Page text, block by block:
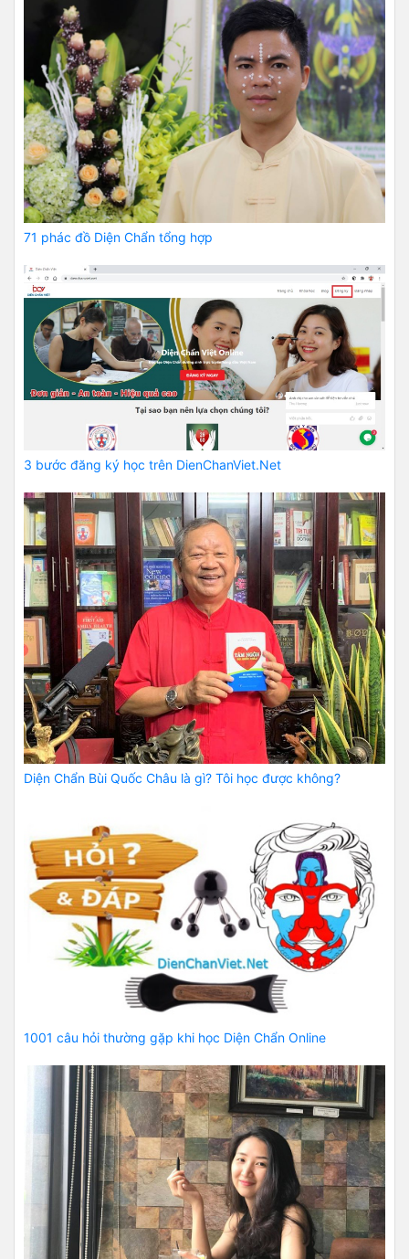
71 phác đồ Diện Chẩn tổng hợp
3 bước đăng ký học trên DienChanViet.Net
Diện Chẩn Bùi Quốc Châu là gì? Tôi học được không?
1001 câu hỏi thường gặp khi học Diện Chẩn Online